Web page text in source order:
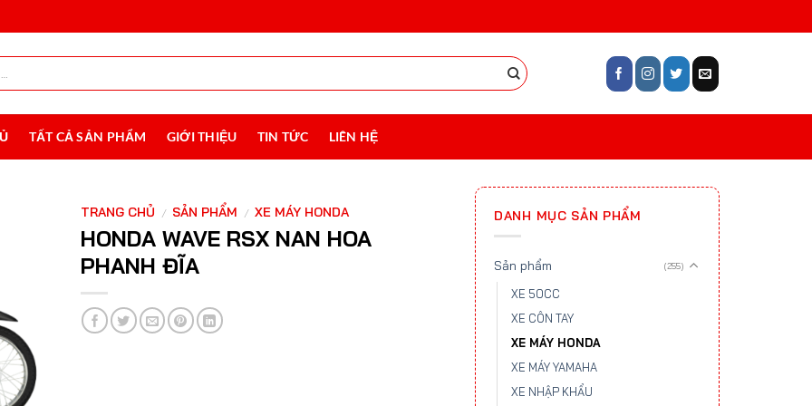
TẤT CẢ SẢN PHẨM GIỚI THIỆU TIN TỨC LIÊN HỆ
DANH MỤC SẢN PHẨM
Sản phẩm (255)
XE 50CC
XE CÔN TAY
XE MÁY HONDA
XE MÁY YAMAHA
XE NHẬP KHẨU
TRANG CHỦ / SẢN PHẨM / XE MÁY HONDA
HONDA WAVE RSX NAN HOA
PHANH ĐĨA